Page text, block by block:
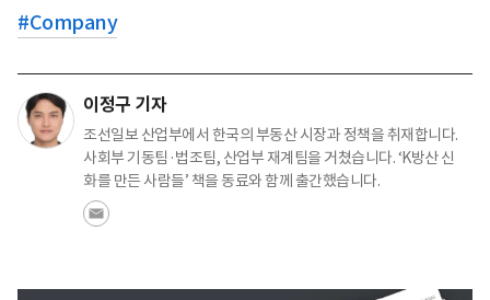
#Company
이정구 기자
조선일보 산업부에서 한국의 부동산 시장과 정책을 취재합니다.
사회부 기동팀·법조팀, 산업부 재계팀을 거쳤습니다. ‘K방산 신
화를 만든 사람들’ 책을 동료와 함께 출간했습니다.